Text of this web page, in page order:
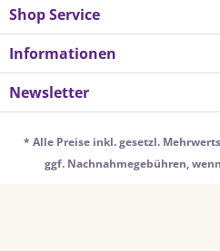
Shop Service
Informationen
Newsletter
* Alle Preise inkl. gesetzl.
ggf. Nachnahmegebühren,